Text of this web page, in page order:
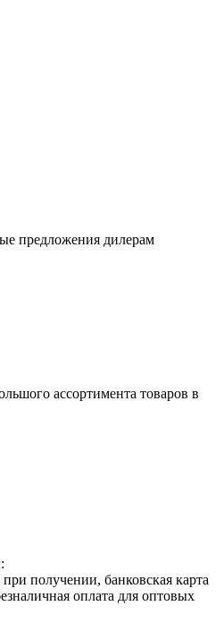
предложения дилерам
ассортимента товаров в
получении, банковская карта
оплата для оптовых